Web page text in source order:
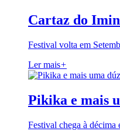
Cartaz do
Festival volta em
Ler mais+
Pikika e mais
Festival chega à décima